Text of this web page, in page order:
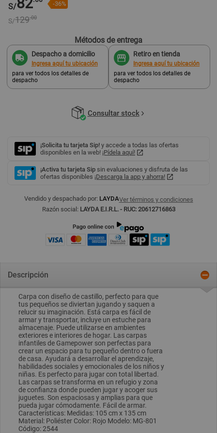
S/ -36%
S/129.00
Métodos de entrega
Despacho a domicilio
Ingresa aquí tu ubicación
para ver todos los detalles de
despacho
Retiro en tienda
Ingresa aquí tu ubicación
para ver todos los detalles de
despacho
Consultar stock
¡Solicita tu tarjeta Sip! y accede a todas las ofertas
disponibles en la web! ¡Pídela aquí!
¡Activa tu tarjeta Sip sin evaluaciones y disfruta de las
ofertas disponibles ¡Descarga la app y ahorra!
Vendido y despachado por: LAYDAVer términos y condiciones
Razón social: LAYDA E.I.R.L. - RUC: 20612716863
Descripción
Carpa con diseño de castillo, perfecto para que
tus pequeños se diviertan jugando y saquen a
relucir su imaginación. Está carpa es fácil de
armar y transportar, incluye un estuche para
almacenaje. Puede utilizarse en ambientes
exteriores e interiores de hogar. Las carpas
infantiles de Gamepower son perfectas para
crear un espacio para tu pequeño dentro o fuera
de casa. Ayudará a desarrollar el aprendizaje,
habilidades sociales y emocionales de los niños y
niñas. Es perfecto para jugar con total libertad.
Las carpas se transforma en un refugio y zona
de confianza donde pueden jugar y acoger sus
juguetes. Son espaciosas y amplias para que
pueda jugar cómodamente. Fácil de armar.
Características: Medidas: 105 cm x 135 cm
Material: Poliéster Color: Rojo Modelo: MG-801
Código: 2544